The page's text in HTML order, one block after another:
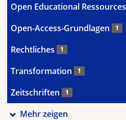
Open Educational Ressources
Open-Access-Grundlagen 1
Rechtliches 1
Transformation 1
Zeitschriften 1
Mehr zeigen